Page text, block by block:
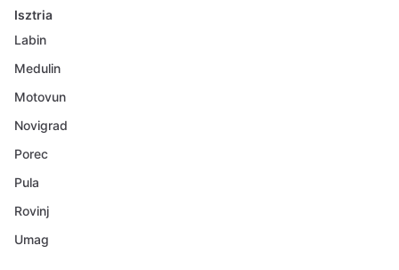
Isztria
Labin
Medulin
Motovun
Novigrad
Porec
Pula
Rovinj
Umag